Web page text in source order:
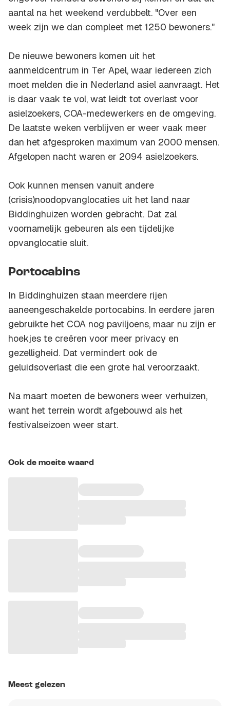
aantal na het weekend verdubbelt. "Over een
week zijn we dan compleet met 1250 bewoners."
De nieuwe bewoners komen uit het
aanmeldcentrum in Ter Apel, waar iedereen zich
moet melden die in Nederland asiel aanvraagt. Het
is daar vaak te vol, wat leidt tot overlast voor
asielzoekers, COA-medewerkers en de omgeving.
De laatste weken verblijven er weer vaak meer
dan het afgesproken maximum van 2000 mensen.
Afgelopen nacht waren er 2094 asielzoekers.
Ook kunnen mensen vanuit andere
(crisis)noodopvanglocaties uit het land naar
Biddinghuizen worden gebracht. Dat zal
voornamelijk gebeuren als een tijdelijke
opvanglocatie sluit.
Portocabins
In Biddinghuizen staan meerdere rijen
aaneengeschakelde portocabins. In eerdere jaren
gebruikte het COA nog paviljoens, maar nu zijn er
hoekjes te creëren voor meer privacy en
gezelligheid. Dat vermindert ook de
geluidsoverlast die een grote hal veroorzaakt.
Na maart moeten de bewoners weer verhuizen,
want het terrein wordt afgebouwd als het
festivalseizoen weer start.
Ook de moeite waard
Meest gelezen